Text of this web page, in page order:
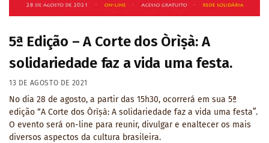
5ª Edição – A Corte dos Òrìṣà: A
solidariedade faz a vida uma festa.
13 DE AGOSTO DE 2021
No dia 28 de agosto, a partir das 15h30, ocorrerá em sua 5ª
edição “A Corte dos Òrìṣà: A solidariedade faz a vida uma festa”.
O evento será on-line para reunir, divulgar e enaltecer os mais
diversos aspectos da cultura brasileira.